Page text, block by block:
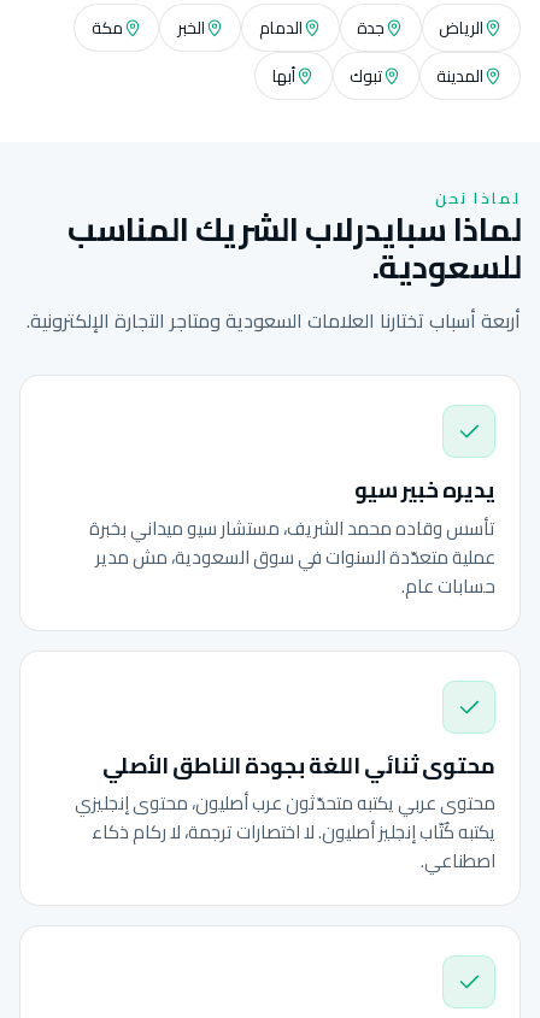
الرياض جدة الدمام الخبر
مكة
المدينة
تبوك أبها
لماذا نحن
لماذا سبايدرلاب الشريك المناسب
للسعودية.
أربعة أسباب تختارنا العلامات السعودية ومتاجر التجارة الإلكترونية.
يديره خبير سيو
تأسس وقاده محمد الشريف، مستشار سيو ميداني بخبرة
عملية متعدّدة السنوات في سوق السعودية، مش مدير
حسابات عام.
محتوى ثنائي اللغة بجودة الناطق الأصلي
محتوى عربي يكتبه متحدّثون عرب أصليون، محتوى إنجليزي
يكتبه كُتّاب إنجليز أصليون. لا اختصارات ترجمة، لا ركام ذكاء
اصطناعي.